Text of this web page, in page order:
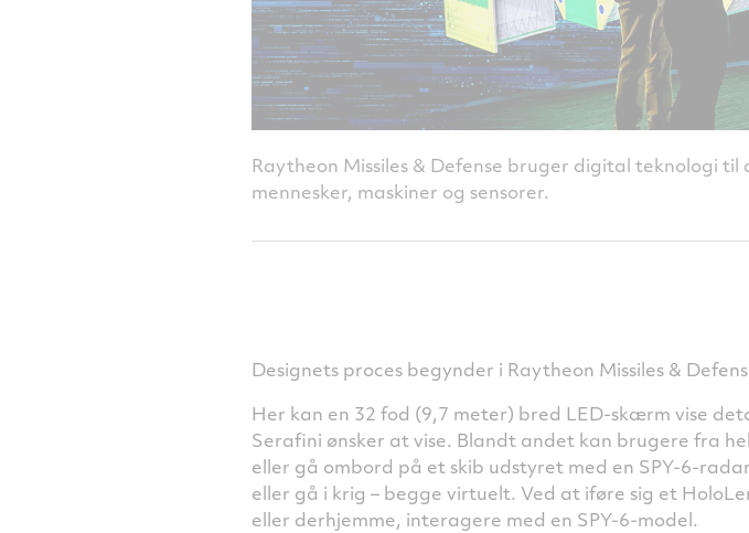
Raytheon Missiles & Defense bruger digital teknologi
mennesker, maskiner og sensorer.
Designets proces begynder i Raytheon Missiles &
Her kan en 32 fod (9,7 meter) bred LED-skærm vise
Serafini ønsker at vise. Blandt andet kan brugere fra
eller gå ombord på et skib udstyret med en SPY-6-
eller gå i krig – begge virtuelt. Ved at iføre sig et
eller derhjemme, interagere med en SPY-6-model.